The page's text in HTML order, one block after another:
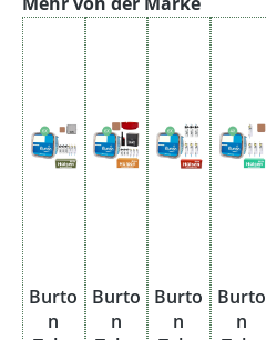
Burto
n
Burto
n
Burto
n
Burto
n